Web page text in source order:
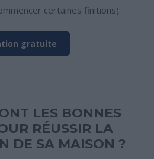
certaines finitions).
gratuite
LES BONNES
RÉUSSIR LA
DE SA MAISON ?